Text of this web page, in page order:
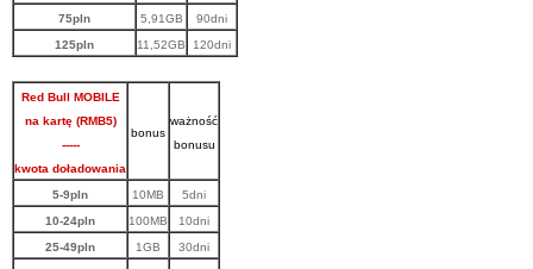
75pln
5,91GB
90dni
125pln
11,52GB 120dni
Red Bull MOBILE
na kartę (RMB5)
-----
kwota doładowania
bonus
ważność
bonusu
5-9pln 10MB
5dni
10-24pln
100MB
10dni
25-49pln
1GB
30dni